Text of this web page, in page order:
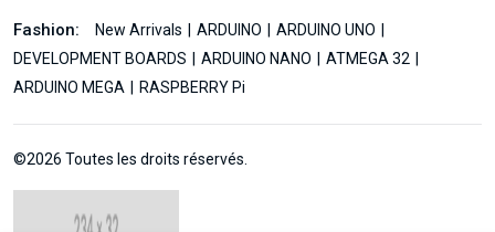
Fashion: New Arrivals ARDUINO
ARDUINO UNO
DEVELOPMENT BOARDS
ARDUINO NANO
ATMEGA 32
ARDUINO MEGA
RASPBERRY Pi
©2026 Toutes les droits réservés.